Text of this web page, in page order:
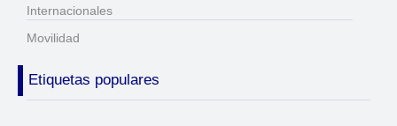
Internacionales
Movilidad
Etiquetas populares